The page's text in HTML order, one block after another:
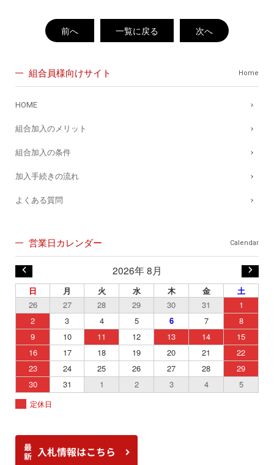
前へ 一覧に戻る 次へ
組合員様向けサイト Home
HOME
組合加入のメリット
組合加入の条件
加入手続きの流れ
よくある質問
営業日カレンダー Calendar
2026年 8月
日 月 火 水 木 金
土
26
27 28 29 30 31
1
2
3 4 5 6 7
8
9
10 11 12 13 14
15
16
17 18 19 20 21
22
23
24 25 26 27 28
29
30
31 1 2 3 4 5
定休日